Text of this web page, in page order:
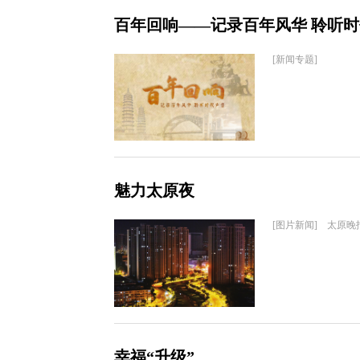
百年回响——记录百年风华 聆听
[新闻专题]
魅力太原夜
[图片新闻] 太原晚